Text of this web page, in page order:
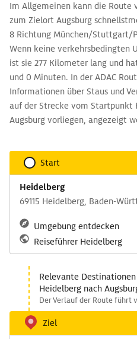
Im Allgemeinen kann die
zum Zielort Augsburg
8 Richtung München/Stuttgart/
Wenn keine verkehrsbedingten
ist sie 277 Kilometer lang und
und 0 Minuten. In der ADAC
Informationen über Staus und
auf der Strecke vom Startpunkt
Augsburg vorliegen, angezeigt
Start
Heidelberg
69115 Heidelberg, Baden-
Umgebung entdecken
Reiseführer Heidelberg
Relevante
Heidelberg nach
Der Verlauf der Route führt
Ziel